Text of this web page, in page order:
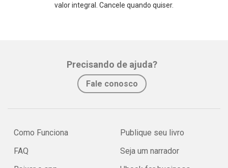
valor integral. Cancele quando quiser.
Precisando de ajuda?
Fale conosco
Como Funciona
FAQ
Publique seu livro
Seja um narrador